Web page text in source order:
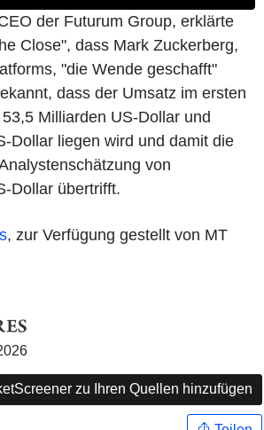
der Futurum Group, erklärte
Close", dass Mark Zuckerberg,
"die Wende geschafft"
dass der Umsatz im ersten
Milliarden US-Dollar und
Dollar liegen wird und damit die
von
Dollar übertrifft.
, zur Verfügung gestellt von MT
zu Ihren Quellen hinzufügen